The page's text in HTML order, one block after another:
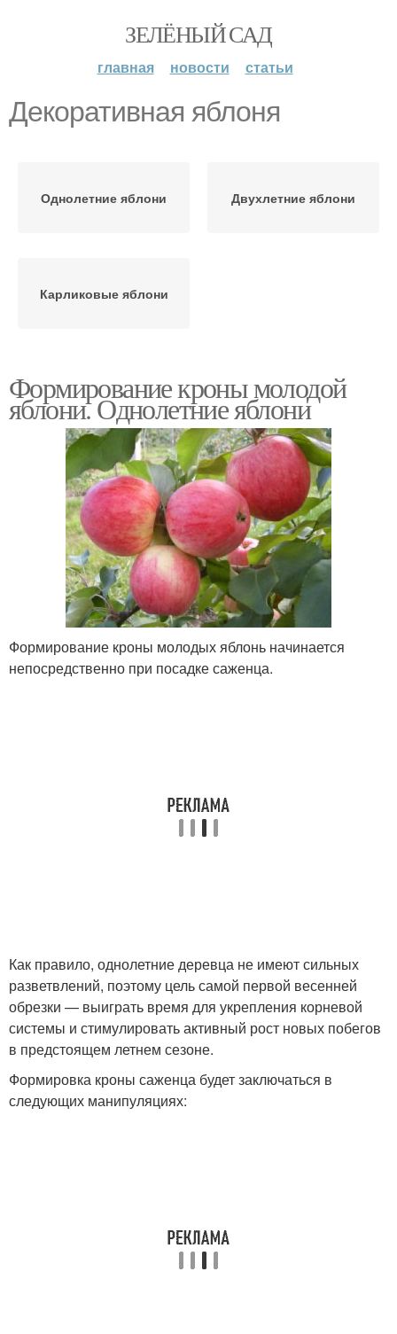
ЗЕЛЁНЫЙ САД
главная новости статьи
Декоративная яблоня
Однолетние яблони Двухлетние яблони
Карликовые яблони
Формирование кроны молодой
яблони. Однолетние яблони
Формирование кроны молодых яблонь начинается
непосредственно при посадке саженца.
Как правило, однолетние деревца не имеют сильных
разветвлений, поэтому цель самой первой весенней
обрезки — выиграть время для укрепления корневой
системы и стимулировать активный рост новых побегов
в предстоящем летнем сезоне.
Формировка кроны саженца будет заключаться в
следующих манипуляциях: